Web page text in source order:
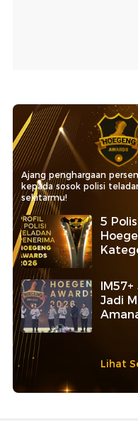
Ajang penghargaan
kepada sosok polisi
sekitarmu!
5
Jadi
Lihat